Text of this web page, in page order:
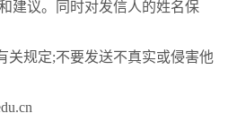
建议。同时对发信人的姓名保
规定;不要发送不真实或侵害他